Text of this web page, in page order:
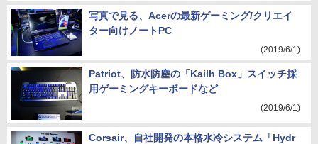
写真で見る、Acerの最新ゲーミング/クリエイ
ター向けノートPC
(2019/6/1)
Patriot、防水防塵の「Kailh Box」スイッチ採
用ゲーミングキーボードなど
(2019/6/1)
Corsair、自社開発の本格水冷システム「Hydr